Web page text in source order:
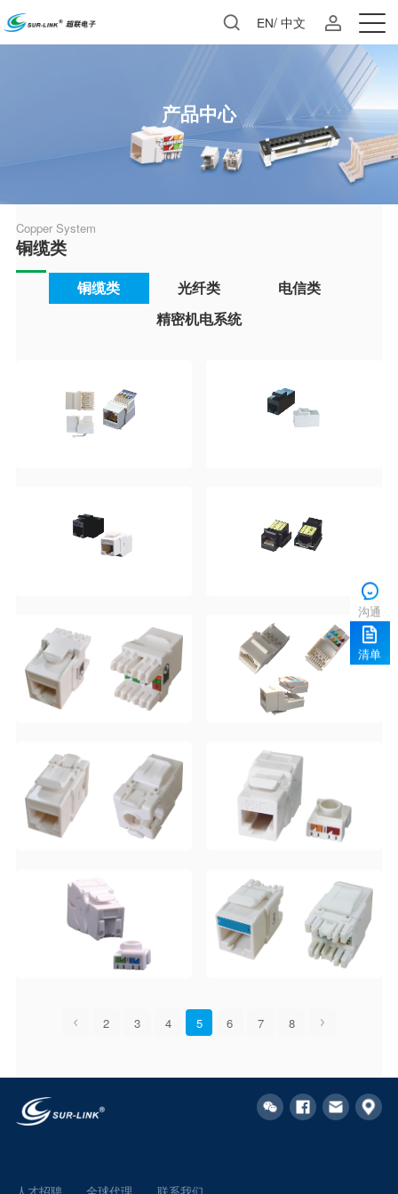
EN/中文
产品中心
Copper System
铜缆类
铜缆类 光纤类
电信类
精密机电系统
2 3 4 5 6 7 8
沟通
清单